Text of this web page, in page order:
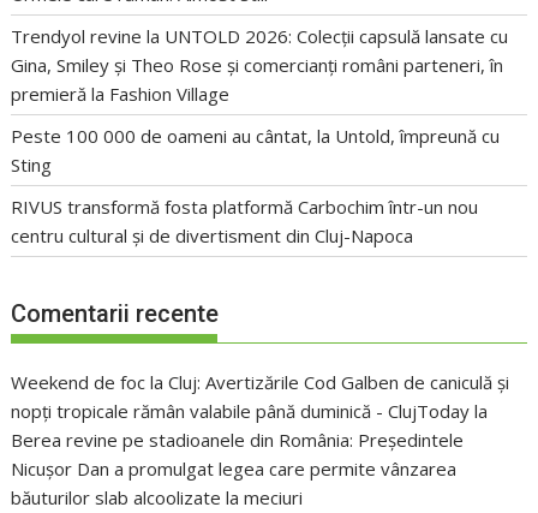
Trendyol revine la UNTOLD 2026: Colecții capsulă lansate cu
Gina, Smiley și Theo Rose și comercianți români parteneri, în
premieră la Fashion Village
Peste 100 000 de oameni au cântat, la Untold, împreună cu
Sting
RIVUS transformă fosta platformă Carbochim într-un nou
centru cultural și de divertisment din Cluj-Napoca
Comentarii recente
Weekend de foc la Cluj: Avertizările Cod Galben de caniculă și
nopți tropicale rămân valabile până duminică - ClujToday la
Berea revine pe stadioanele din România: Președintele
Nicușor Dan a promulgat legea care permite vânzarea
băuturilor slab alcoolizate la meciuri